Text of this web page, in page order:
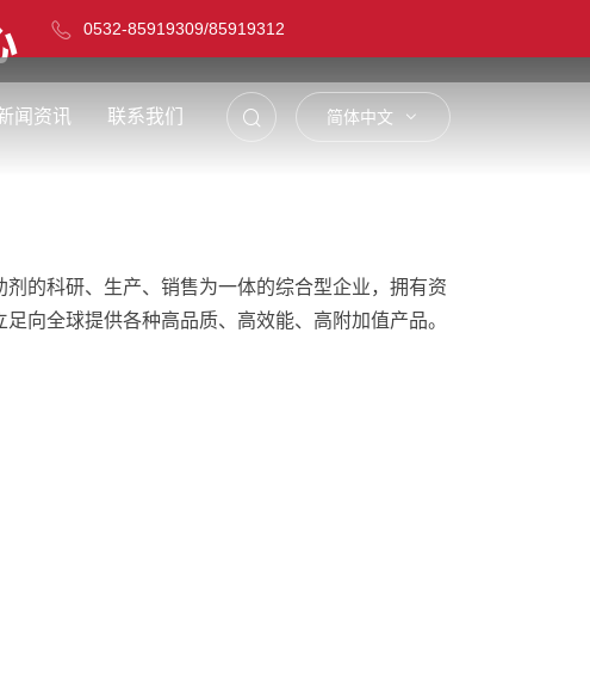
0532-85919309/85919312
闻资讯 联系我们 简体中文
的科研、生产、销售为一体的综合型企业，拥有资
向全球提供各种高品质、高效能、高附加值产品。